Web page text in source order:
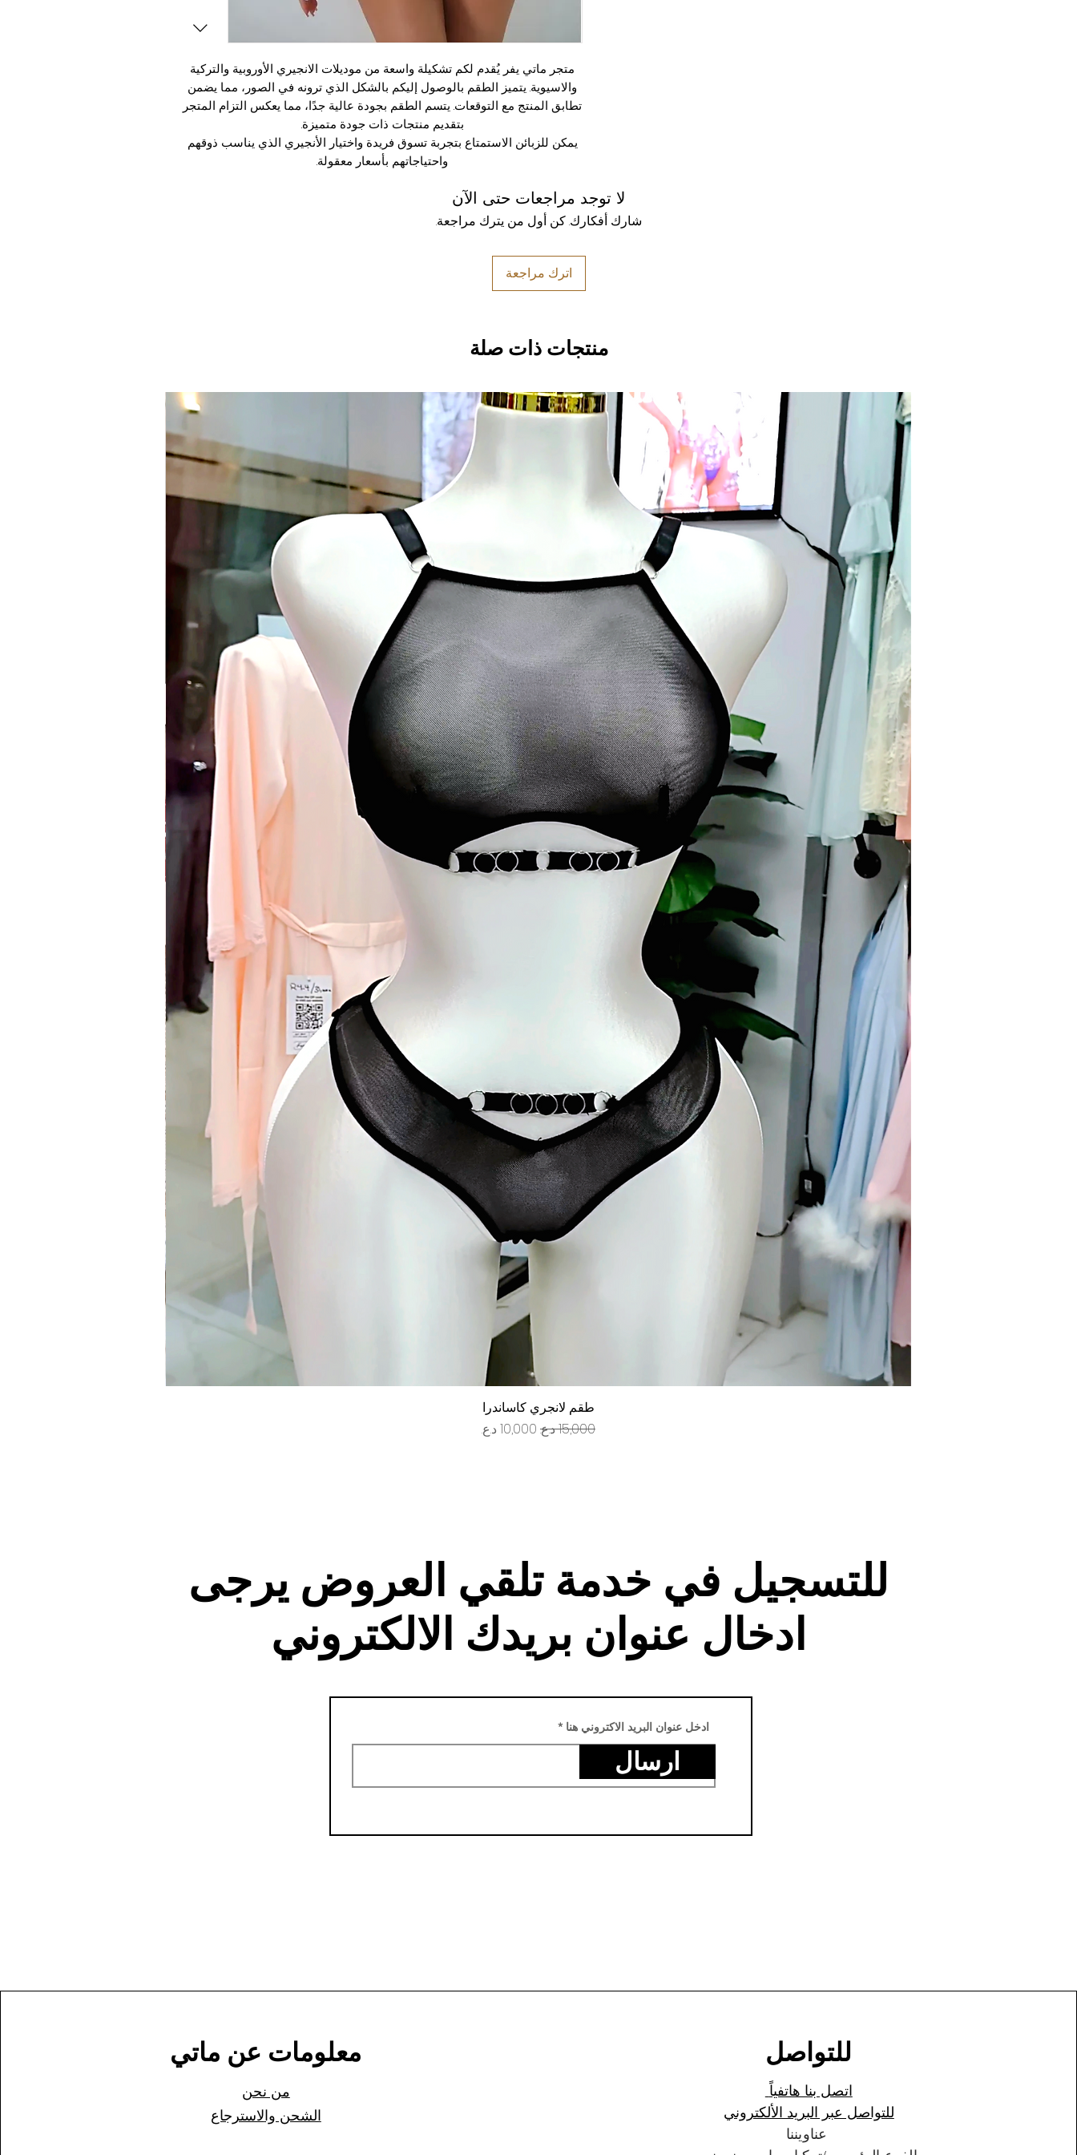
متجر ماتي يفر يُقدم لكم تشكيلة واسعة من موديلات الانجيري الأوروبية والتركية
والاسيوية. يتميز الطقم بالوصول إليكم بالشكل الذي ترونه في الصور، مما يضمن
تطابق المنتج مع التوقعات. يتسم الطقم بجودة عالية جدًا، مما يعكس التزام المتجر
بتقديم منتجات ذات جودة متميزة.
يمكن للزبائن الاستمتاع بتجربة تسوق فريدة واختيار الأنجيري الذي يناسب ذوقهم
واحتياجاتهم بأسعار معقولة.
لا توجد مراجعات حتى الآن
شارك أفكارك. كن أول من يترك مراجعة.
اترك مراجعة
منتجات ذات صلة
العرض السريع
طقم لانجري كاساندرا
سعر عادي سعر البيع
للتسجيل في خدمة تلقي العروض يرجى
ادخال عنوان بريدك الالكتروني
ادخل عنوان البريد الاكتروني هنا
ارسال
معلومات عن ماتي
من نحن
الشحن والاسترجاع
للتواصل
اتصل بنا هاتفياً
للتواصل عبر البريد الألكتروني